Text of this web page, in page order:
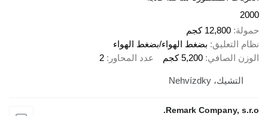
2000
حمولة 12,800 كجم
نظام التعليق بضغط الهواء/بضغط الهواء
الوزن الصافي 5,200 كجم عدد المحاور 2
التشيك، Nehvízdky
Remark Company, s.r.o.